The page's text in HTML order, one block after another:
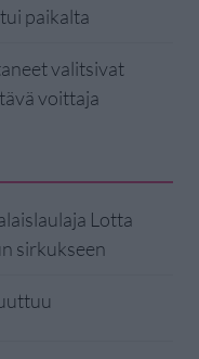
paikalta
valitsivat
voittaja
Lotta
sirkukseen